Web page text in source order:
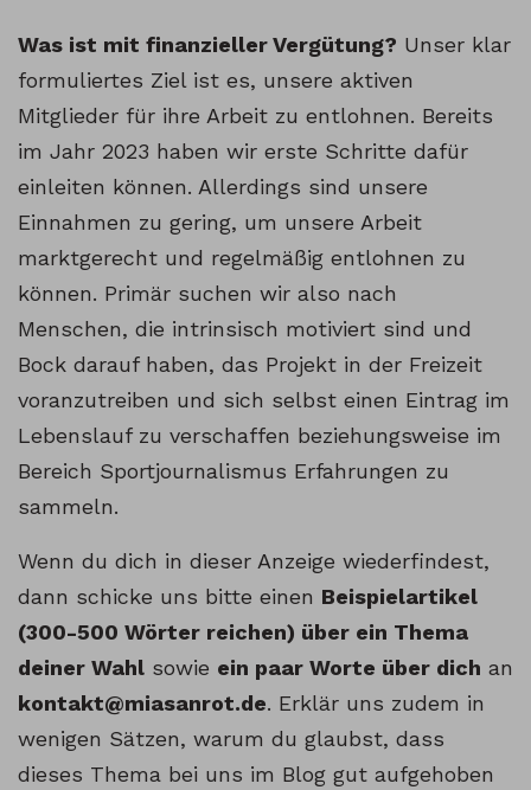
Was ist mit finanzieller Vergütung? Unser klar
formuliertes Ziel ist es, unsere aktiven
Mitglieder für ihre Arbeit zu entlohnen. Bereits
im Jahr 2023 haben wir erste Schritte dafür
einleiten können. Allerdings sind unsere
Einnahmen zu gering, um unsere Arbeit
marktgerecht und regelmäßig entlohnen zu
können. Primär suchen wir also nach
Menschen, die intrinsisch motiviert sind und
Bock darauf haben, das Projekt in der Freizeit
voranzutreiben und sich selbst einen Eintrag im
Lebenslauf zu verschaffen beziehungsweise im
Bereich Sportjournalismus Erfahrungen zu
sammeln.
Wenn du dich in dieser Anzeige wiederfindest,
dann schicke uns bitte einen Beispielartikel
(300-500 Wörter reichen) über ein Thema
deiner Wahl sowie ein paar Worte über dich an
kontakt@miasanrot.de. Erklär uns zudem in
wenigen Sätzen, warum du glaubst, dass
dieses Thema bei uns im Blog gut aufgehoben